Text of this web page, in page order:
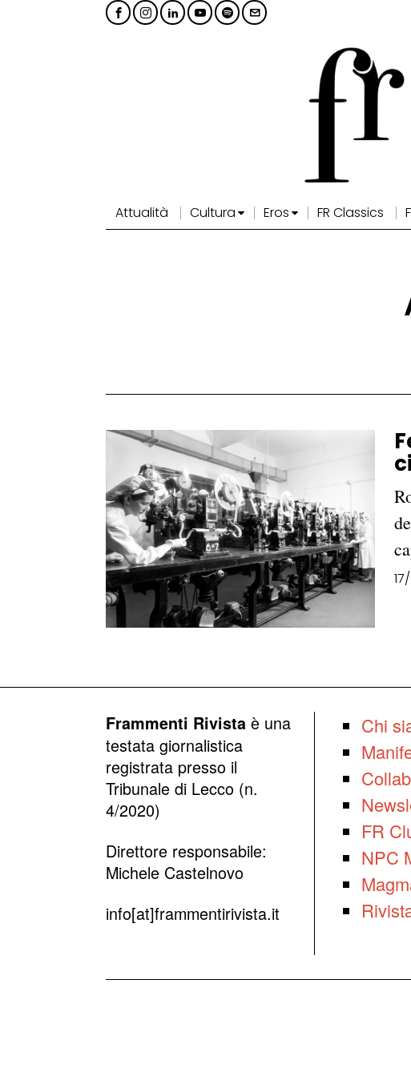
Attualità Cultura Eros FR Classics
Frammenti Rivista è una
testata giornalistica
registrata presso il
Tribunale di Lecco (n.
4/2020)
Direttore responsabile:
Michele Castelnovo
info[at]frammentirivista.it
Chi
FR
NPC